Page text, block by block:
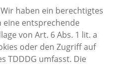
haben ein berechtigtes
eine entsprechende
von Art. 6 Abs. 1 lit. a
oder den Zugriff auf
TDDDG umfasst. Die